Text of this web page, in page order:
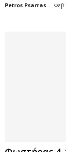
Petros Psarras - Φεβ